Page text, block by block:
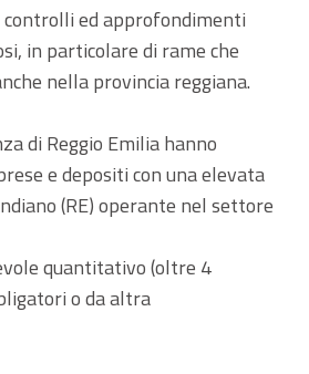
controlli ed approfondimenti
in particolare di rame che
nella provincia reggiana.
di Reggio Emilia hanno
e depositi con una elevata
(RE) operante nel settore
quantitativo (oltre 4
o da altra